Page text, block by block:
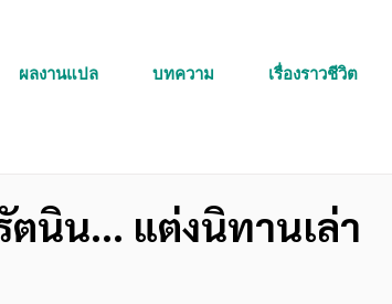
ผลงานแปล บทความ เรื่องราวชีวิต
นิน... แต่งนิทานเล่า